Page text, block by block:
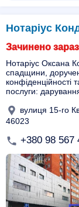
Нотаріус
Зачинено
Нотаріус Оксана
спадщини,
конфіденційності
послуги:
вулиця 15-го
46023
+380 98 567